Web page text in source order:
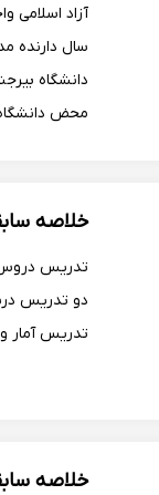
سال دارنده
دانشگاه
محض
19/25. دو مقاله isi...
خلاصه
دو تدریس
تدریس آمار
خلاصه